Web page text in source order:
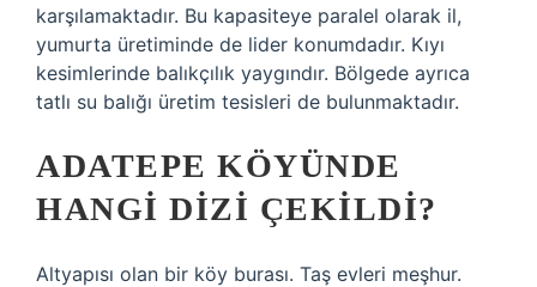
karşılamaktadır. Bu kapasiteye paralel olarak il,
yumurta üretiminde de lider konumdadır. Kıyı
kesimlerinde balıkçılık yaygındır. Bölgede ayrıca
tatlı su balığı üretim tesisleri de bulunmaktadır.
ADATEPE KÖYÜNDE
HANGI DIZI ÇEKILDI?
Altyapısı olan bir köy burası. Taş evleri meşhur.